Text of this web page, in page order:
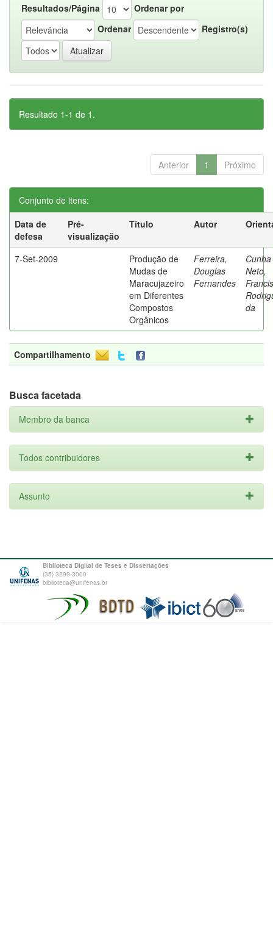
Resultados/Página
Ordenar por
Ordenar
Registro(s)
Resultado 1-1 de 1.
Anterior 1 Próximo
Conjunto de itens:
Data de
defesa
Pré-
visualização
Título Autor
7-Set-2009
Produção de
Mudas de
Maracujazeiro
em Diferentes
Compostos
Orgânicos
Ferreira,
Douglas
Fernandes
Cunha
Neto,
da
Compartilhamento
Busca facetada
Membro da banca
Todos contribuidores
Assunto
Biblioteca Digital de Teses e Dissertações
(35) 3299-3000
biblioteca@unifenas.br